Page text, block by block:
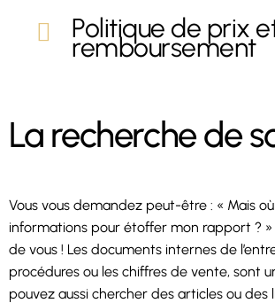
Politique de prix
remboursement
La recherche de
Vous vous demandez peut-être : « Mais
informations pour étoffer mon rapport ?
de vous ! Les documents internes de
procédures ou les chiffres de vente, sont
pouvez aussi chercher des articles ou des